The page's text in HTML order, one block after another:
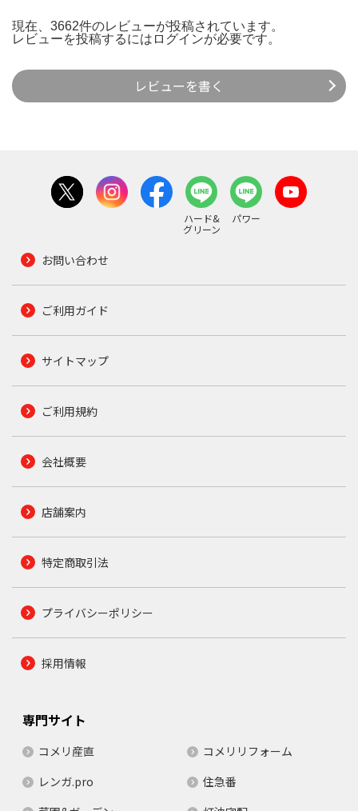
現在、3662件のレビューが投稿されています。
レビューを投稿するには ログインが必要です。
レビューを書く
ハード&
グリーン
パワー
お問い合わせ
ご利用ガイド
サイトマップ
ご利用規約
会社概要
店舗案内
特定商取引法
プライバシーポリシー
採用情報
専門サイト
コメリ産直
コメリリフォーム
レンガ.pro
住急番